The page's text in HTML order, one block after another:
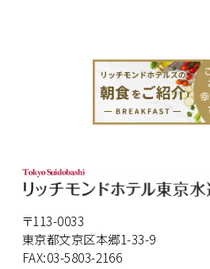
〒113-0033
東京都文京区本郷1-33-9
FAX:03-5803-2166